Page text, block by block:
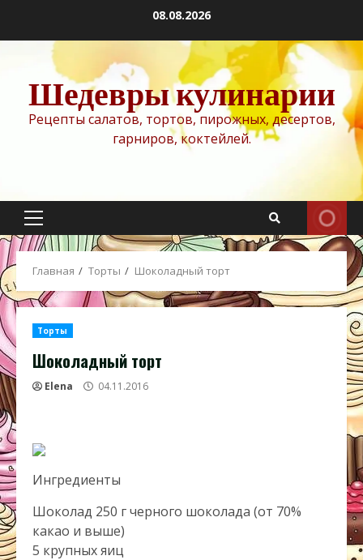
содержимому
08.08.2026
Шедевры кулинарии
Рецепты салатов, тортов, пирожных, десертов,
гарниров, коктейлей.
Основное
меню
Главная Торты Шоколадный торт
Торты
Шоколадный торт
Elena 04.11.2016
Ингредиенты
Шоколад 250 г черного шоколада (от 70%
какао и выше)
5 крупных яиц